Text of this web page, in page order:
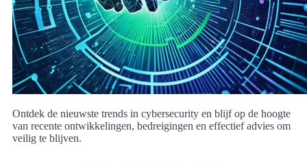
Ontdek de nieuwste trends in cybersecurity en blijf op de hoogte
van recente ontwikkelingen, bedreigingen en effectief advies om
veilig te blijven.